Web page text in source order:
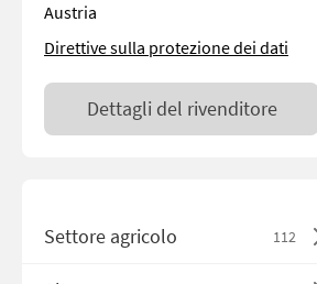
Austria
Direttive sulla protezione dei dati
Dettagli del rivenditore
Settore agricolo 112